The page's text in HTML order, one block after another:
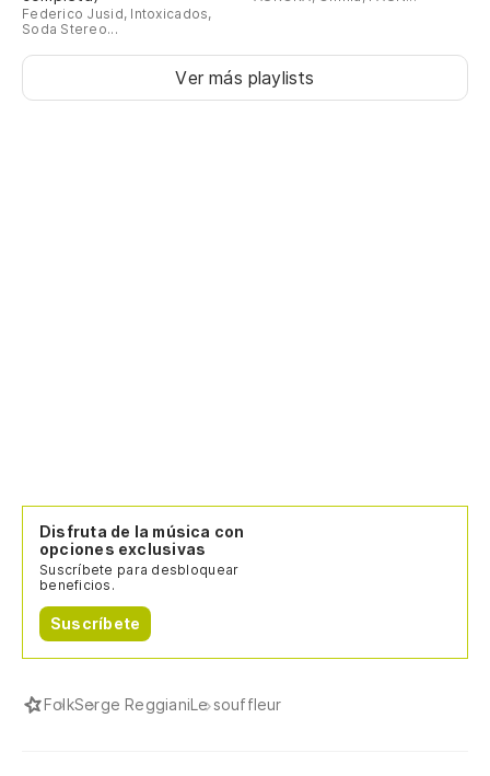
Federico Jusid, Intoxicados,
Soda Stereo...
Ver más playlists
Disfruta de la música con
opciones exclusivas
Suscríbete para desbloquear
beneficios.
Suscríbete
FolkSerge ReggianiLe souffleur